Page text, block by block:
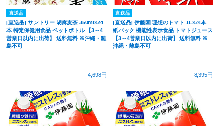
直送品
[直送品] サントリー 胡麻麦茶 350ml×24
本 特定保健用食品 ペットボトル 【3～4
営業日以内に出荷】 送料無料 ※沖縄・離
島不可
4,698円
直送品
[直送品] 伊藤園 理想のトマト 1L×24本
紙パック 機能性表示食品 トマトジュース
【3～4営業日以内に出荷】 送料無料 ※
沖縄・離島不可
8,395円